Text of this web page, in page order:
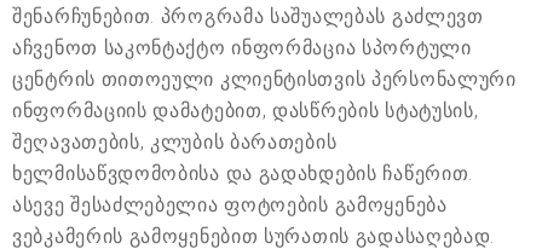
შენარჩუნებით. პროგრამა საშუალებას გაძლევთ
აჩვენოთ საკონტაქტო ინფორმაცია სპორტული
ცენტრის თითოეული კლიენტისთვის პერსონალური
ინფორმაციის დამატებით, დასწრების სტატუსის,
შეღავათების, კლუბის ბარათების
ხელმისაწვდომობისა და გადახდების ჩაწერით.
ასევე შესაძლებელია ფოტოების გამოყენება
ვებკამერის გამოყენებით სურათის გადასაღებად.